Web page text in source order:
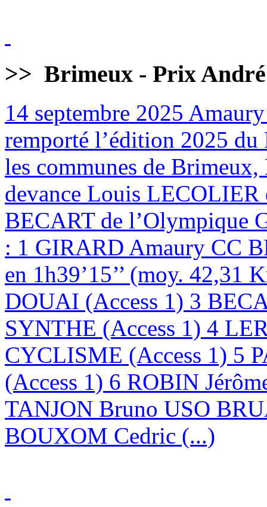
>> Brimeux - Prix André
14 septembre 2025
remporté l’édition 2025
les communes de
devance Louis
BECART de l’Olympique
: 1 GIRARD Amaury CC
en 1h39’15’’ (moy.
DOUAI (Access 1) 3
SYNTHE (Access 1) 4
CYCLISME (Access 1) 5
(Access 1) 6 ROBIN
TANJON Bruno USO
BOUXOM Cedric (...)